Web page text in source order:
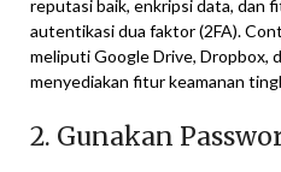
reputasi baik, enkripsi data, dan
autentikasi dua faktor (2FA).
meliputi Google Drive, Dropbox,
menyediakan fitur keamanan
2. Gunakan